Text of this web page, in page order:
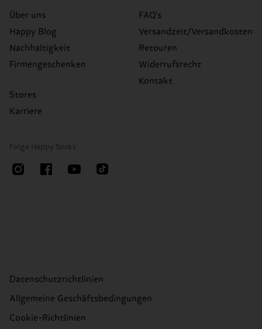
Über uns
Happy Blog
Nachhaltigkeit
Firmengeschenken
Stores
Karriere
FAQ's
Versandzeit/Versandkosten
Retouren
Widerrufsrecht
Kontakt
Folge Happy Socks
Datenschutzrichtlinien
Allgemeine Geschäftsbedingungen
Cookie-Richtlinien